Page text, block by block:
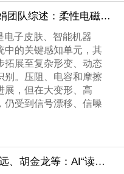
中北大学丑修建、何剑、侯晓娟团队综述：柔性电磁感应型触觉传感器研究进展与展望
电子皮肤、智能机器
中的关键感知单元，其
拓展至复杂形变、动态
别。压阻、电容和摩擦
展，但在大变形、高
仍受到信号漂移、信噪
Fundamental Research：缪驰远、胡金龙等：AI“读懂”近30万文献：中国水文研究近20年发展脉络新洞察